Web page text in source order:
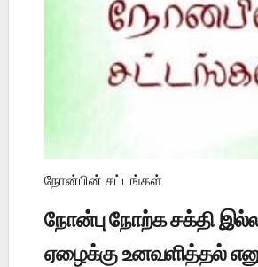
நோன்பின் சட்டங்கள்
நோன்பு நோற்க சக்தி
ஏழைக்கு உனவளித்தல்